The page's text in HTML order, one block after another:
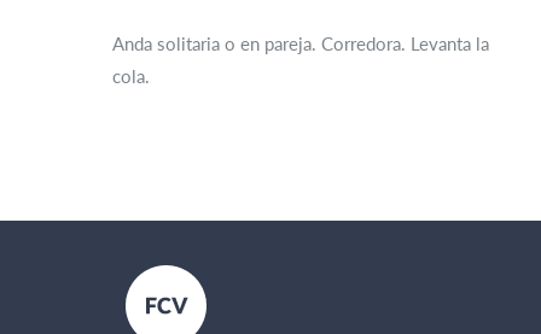
Anda solitaria o en pareja. Corredora. Levanta la
cola.